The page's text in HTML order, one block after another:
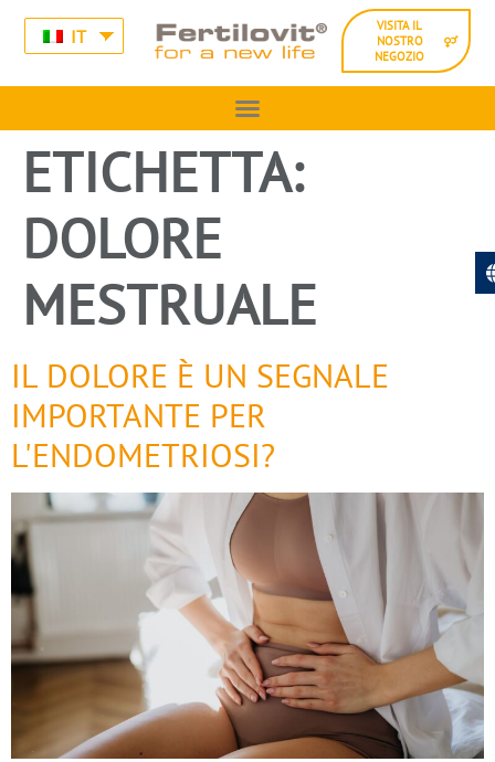
IT
VISITA IL
NOSTRO
NEGOZIO
ETICHETTA:
DOLORE
MESTRUALE
IL DOLORE È UN SEGNALE
IMPORTANTE PER
L'ENDOMETRIOSI?